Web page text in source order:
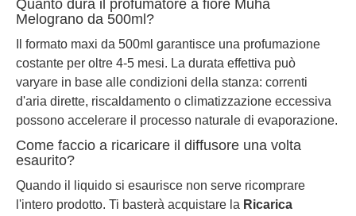
Quanto dura il profumatore a fiore Muhà
Melograno da 500ml?
Il formato maxi da 500ml garantisce una profumazione
costante per oltre 4-5 mesi. La durata effettiva può
varyare in base alle condizioni della stanza: correnti
d'aria dirette, riscaldamento o climatizzazione eccessiva
possono accelerare il processo naturale di evaporazione.
Come faccio a ricaricare il diffusore una volta
esaurito?
Quando il liquido si esaurisce non serve ricomprare
l'intero prodotto. Ti basterà acquistare la Ricarica